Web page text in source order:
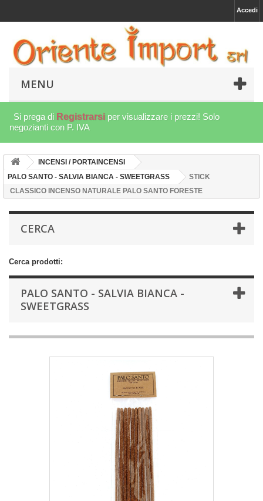
Accedi
MENU
Si prega di Registrarsi per visualizzare i prezzi! Solo
negozianti con P. IVA
INCENSI / PORTAINCENSI
PALO SANTO - SALVIA BIANCA - SWEETGRASS
STICK
CLASSICO INCENSO NATURALE PALO SANTO FORESTE
CERCA
Cerca prodotti:
PALO SANTO - SALVIA BIANCA -
SWEETGRASS